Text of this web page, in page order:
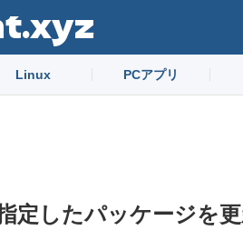
Linux PCアプリ
定したパッケージを